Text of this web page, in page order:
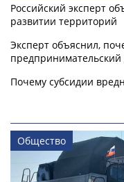
Российский эксперт
развитии территорий
Эксперт объяснил,
предпринимательский
Почему субсидии
Общество